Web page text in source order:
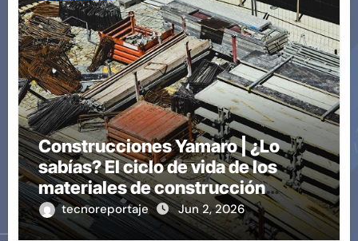
Construcciones Yamaro | ¿Lo
sabías? El ciclo de vida de los
materiales de construcción
revoluciona eficiencia en
proyectos modernos
tecnoreportaje Jun 2, 2026